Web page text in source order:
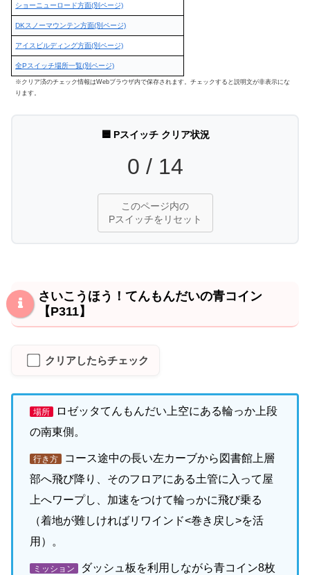
ショーニューロード方面(別ページ)
DKスノーマウンテン方面(別ページ)
アイスビルディング方面(別ページ)
全Pスイッチ場所一覧(別ページ)
※クリア済のチェック情報はWebブラウザ内で保存されます。チェックすると説明文が非表示にな
ります。
🟦 Pスイッチ クリア状況
0 / 14
このページ内の
Pスイッチをリセット
さいこうほう！てんもんだいの青コイン
【P311】
クリアしたらチェック
場所
ロゼッタてんもんだい上空にある輪っか上段
の南東側。
行き方
コース途中の長い左カーブから図書館上層
部へ飛び降り、そのフロアにある土管に入って屋
上へワープし、加速をつけて輪っかに飛び乗る
（着地が難しければリワインド<巻き戻し>を活
用）。
ミッション
ダッシュ板を利用しながら青コイン8枚